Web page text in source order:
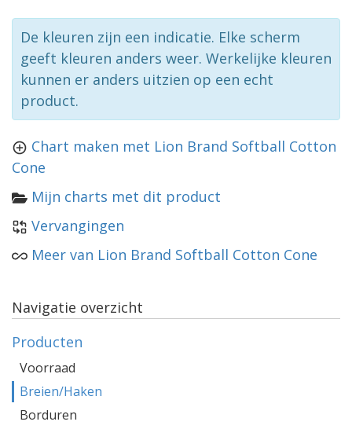
De kleuren zijn een indicatie. Elke scherm
geeft kleuren anders weer. Werkelijke kleuren
kunnen er anders uitzien op een echt
product.
Chart maken met Lion Brand Softball Cotton
Cone
Mijn charts met dit product
Vervangingen
Meer van Lion Brand Softball Cotton Cone
Navigatie overzicht
Producten
Voorraad
Breien/Haken
Borduren